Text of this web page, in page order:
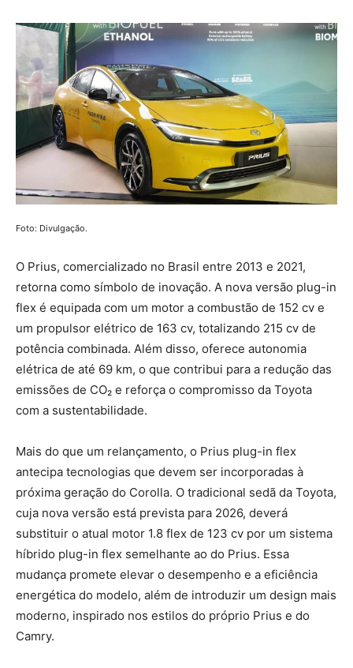
Foto: Divulgação.
O Prius, comercializado no Brasil entre 2013 e 2021,
retorna como símbolo de inovação. A nova versão plug-in
flex é equipada com um motor a combustão de 152 cv e
um propulsor elétrico de 163 cv, totalizando 215 cv de
potência combinada. Além disso, oferece autonomia
elétrica de até 69 km, o que contribui para a redução das
emissões de CO₂ e reforça o compromisso da Toyota
com a sustentabilidade.
Mais do que um relançamento, o Prius plug-in flex
antecipa tecnologias que devem ser incorporadas à
próxima geração do Corolla. O tradicional sedã da Toyota,
cuja nova versão está prevista para 2026, deverá
substituir o atual motor 1.8 flex de 123 cv por um sistema
híbrido plug-in flex semelhante ao do Prius. Essa
mudança promete elevar o desempenho e a eficiência
energética do modelo, além de introduzir um design mais
moderno, inspirado nos estilos do próprio Prius e do
Camry.